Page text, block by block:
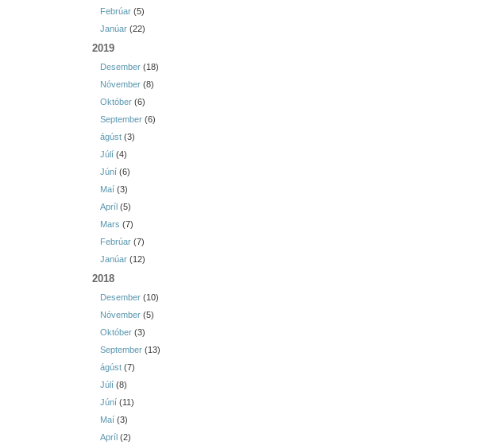
Febrúar (5)
Janúar (22)
2019
Desember (18)
Nóvember (8)
Október (6)
September (6)
ágúst (3)
Júlí (4)
Júní (6)
Maí (3)
Apríl (5)
Mars (7)
Febrúar (7)
Janúar (12)
2018
Desember (10)
Nóvember (5)
Október (3)
September (13)
ágúst (7)
Júlí (8)
Júní (11)
Maí (3)
Apríl (2)